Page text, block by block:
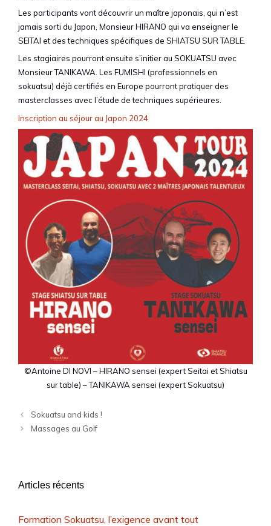
Les participants vont découvrir un maître japonais, qui n’est
jamais sorti du Japon, Monsieur HIRANO qui va enseigner le
SEITAI et des techniques spécifiques de SHIATSU SUR TABLE.
Les stagiaires pourront ensuite s’initier au SOKUATSU avec
Monsieur TANIKAWA. Les FUMISHI (professionnels en
sokuatsu) déjà certifiés en Europe pourront pratiquer des
masterclasses avec l’étude de techniques supérieures.
Inscription au séjour au Japon 2024
©Antoine DI NOVI – HIRANO sensei (expert Seitai et Shiatsu
sur table) – TANIKAWA sensei (expert Sokuatsu)
Sokuatsu and kids !
Massages au Golf
Articles récents
Formation Sokuatsu, l’exigence avant tout